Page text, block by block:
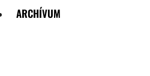
ARCHÍVUM